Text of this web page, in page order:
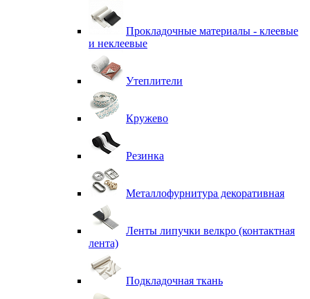
Прокладочные материалы - клеевые
и неклеевые
Утеплители
Кружево
Резинка
Металлофурнитура декоративная
Ленты липучки велкро (контактная
лента)
Подкладочная ткань